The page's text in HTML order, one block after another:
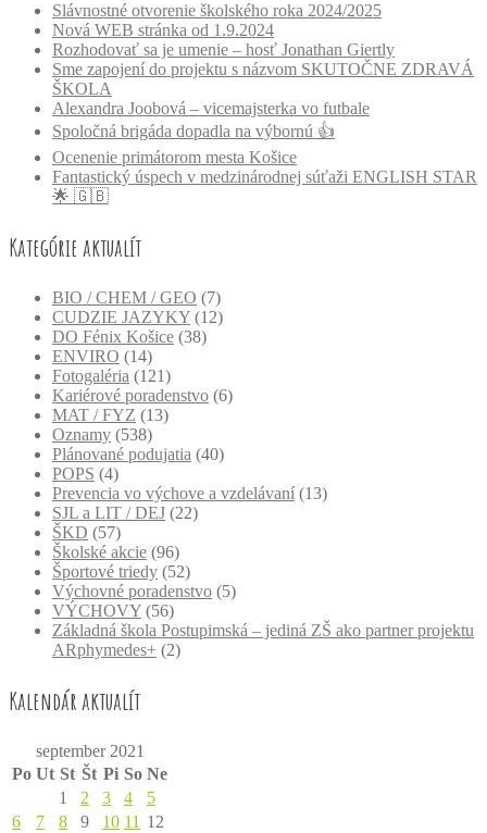
Slávnostné otvorenie školského roka 2024/2025
Nová WEB stránka od 1.9.2024
Rozhodovať sa je umenie – hosť Jonathan Giertly
Sme zapojení do projektu s názvom SKUTOČNE ZDRAVÁ
ŠKOLA
Alexandra Joobová – vicemajsterka vo futbale
Spoločná brigáda dopadla na výbornú 👍
Ocenenie primátorom mesta Košice
Fantastický úspech v medzinárodnej súťaži ENGLISH STAR
🌟 🇬🇧
Kategórie aktualít
BIO / CHEM / GEO (7)
CUDZIE JAZYKY (12)
DO Fénix Košice (38)
ENVIRO (14)
Fotogaléria (121)
Kariérové poradenstvo (6)
MAT / FYZ (13)
Oznamy (538)
Plánované podujatia (40)
POPS (4)
Prevencia vo výchove a vzdelávaní (13)
SJL a LIT / DEJ (22)
ŠKD (57)
Školské akcie (96)
Športové triedy (52)
Výchovné poradenstvo (5)
VÝCHOVY (56)
Základná škola Postupimská – jediná ZŠ ako partner projektu
ARphymedes+ (2)
Kalendár aktualít
september 2021
Po Ut St Št Pi So Ne
1
2 3 4
5
6
7 8 9 10 11 12